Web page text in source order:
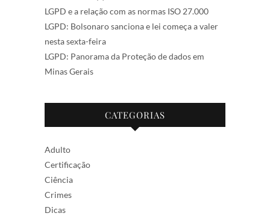
LGPD e a relação com as normas ISO 27.000
LGPD: Bolsonaro sanciona e lei começa a valer
nesta sexta-feira
LGPD: Panorama da Proteção de dados em
Minas Gerais
CATEGORIAS
Adulto
Certificação
Ciência
Crimes
Dicas